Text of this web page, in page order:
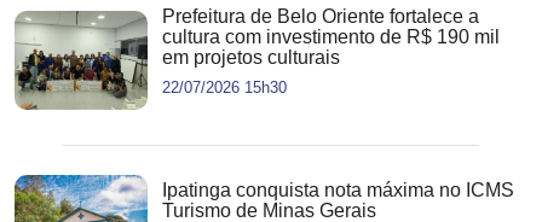
Prefeitura de Belo Oriente fortalece a
cultura com investimento de R$ 190 mil
em projetos culturais
22/07/2026 15h30
Ipatinga conquista nota máxima no ICMS
Turismo de Minas Gerais